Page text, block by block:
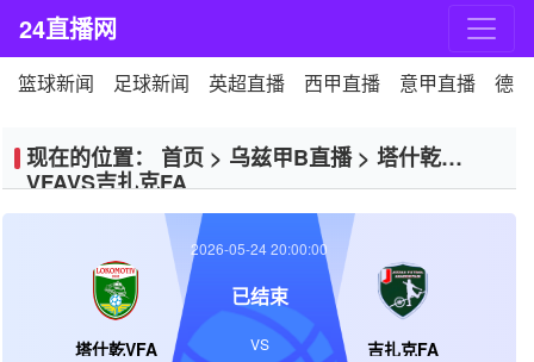
24直播网
篮球新闻 足球新闻 英超直播 西甲直播 意甲直播 德
现在的位置： 首页 > 乌兹甲B直播> 塔什乾
VFAVS吉扎克FA
塔什乾VFA 吉扎克FA
2026-05-24 20:00:00
已结束
VS